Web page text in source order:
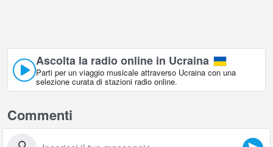
Ascolta la radio online in Ucraina
Parti per un viaggio musicale attraverso Ucraina con una
selezione curata di stazioni radio online.
Commenti